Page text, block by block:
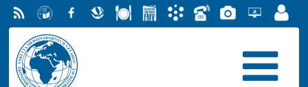
RSS EU v
Bratislave
FacebookSlovenskáStravovanie
ŠtudentskýAkademický
TelefónnyFotogaléria
Helpdesk
EUBAportál